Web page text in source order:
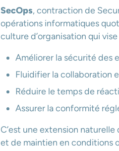
SecOps, contraction de
opérations informatiques
culture d’organisation qui vise
Améliorer la sécurité des
Fluidifier la collaboration
Réduire le temps de
Assurer la conformité
C’est une extension naturelle
et de maintien en conditions